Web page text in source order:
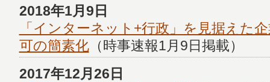
2018年1月9日
「インターネット+行政」を見据えた
可の簡素化（時事速報1月9日掲載）
2017年12月26日